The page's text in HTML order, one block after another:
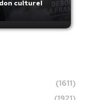
culturel
(1611)